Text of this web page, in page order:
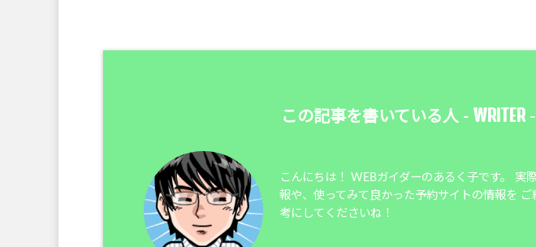
この記事を書いている人 - WRITER-
こんにちは！ WEBガイダーのあるく子です。 実
報や、使ってみて良かった予約サイトの情報を
考にしてくださいね！